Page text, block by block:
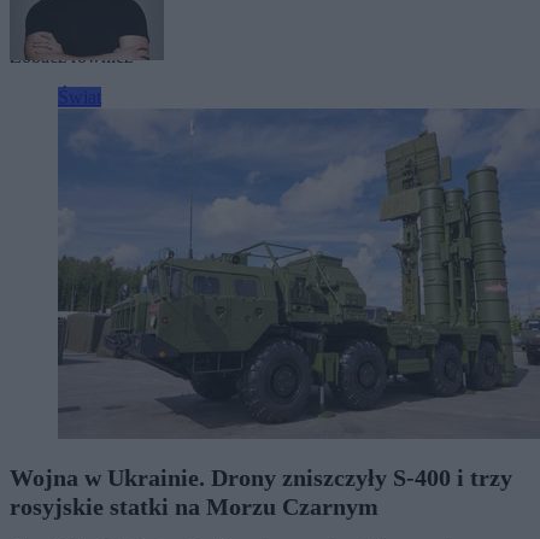
Tagi:Iran USA
Zobacz również
Wojna w Ukrainie. Drony zniszczyły S-400 i trzy
rosyjskie statki na Morzu Czarnym